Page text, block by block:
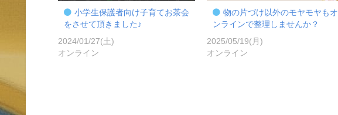
小学生保護者向け子育てお茶会
をさせて頂きました♪
2024/01/27(土)
オンライン
物の片づけ以外のモヤモヤもオ
ンラインで整理しませんか？
2025/05/19(月)
オンライン